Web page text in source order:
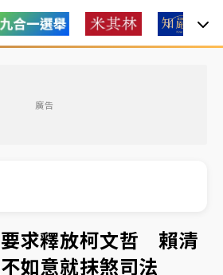
廣告
董事人數！辜仲諒向法院聲請遭
第2檔！今線上預約開賣一度塞車
上7時
求釋放柯文哲 賴清
如意就抹煞司法